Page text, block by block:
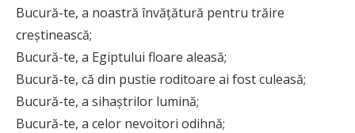
Bucură-te, a noastră învățătură pentru trăire
creștinească;
Bucură-te, a Egiptului floare aleasă;
Bucură-te, că din pustie roditoare ai fost culeasă;
Bucură-te, a sihaștrilor lumină;
Bucură-te, a celor nevoitori odihnă;